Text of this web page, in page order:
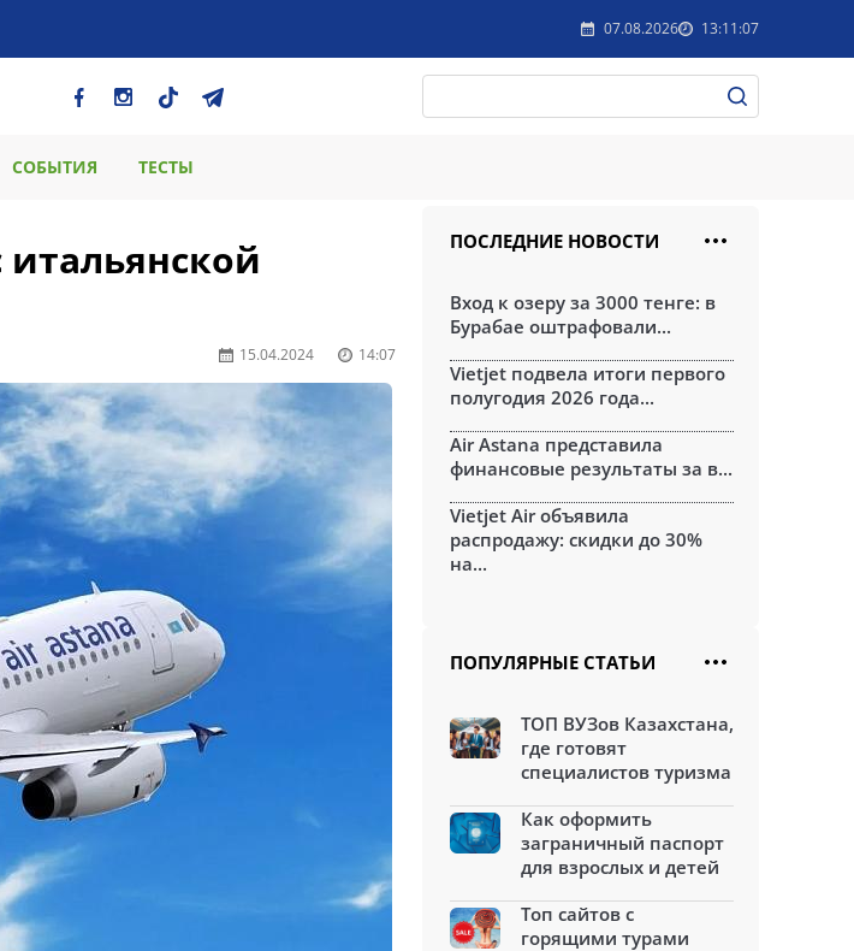
07.08.2026 13:11:07
СОБЫТИЯ ТЕСТЫ
15.04.2024 14:07
ПОСЛЕДНИЕ НОВОСТИ
Вход к озеру за 3000 тенге: в
Бурабае оштрафовали...
Vietjet подвела итоги первого
полугодия 2026 года...
Air Astana представила
финансовые результаты за в...
Vietjet Air объявила
распродажу: скидки до 30%
на...
ПОПУЛЯРНЫЕ СТАТЬИ
ТОП ВУЗов Казахстана,
где готовят
специалистов туризма
Как оформить
заграничный паспорт
для взрослых и детей
Топ сайтов с
горящими турами